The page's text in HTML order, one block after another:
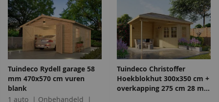
Tuindeco Rydell garage 58
mm 470x570 cm vuren
blank
1 auto
Onbehandeld
Tuindeco Christoffer
Hoekblokhut 300x350 cm +
overkapping 275 cm 28 mm